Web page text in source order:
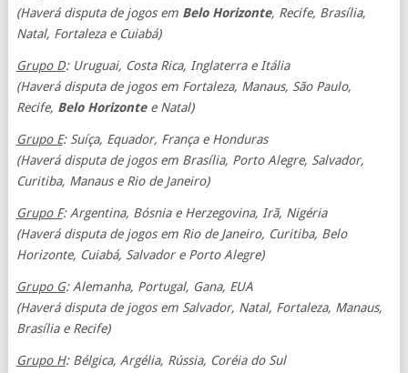
(Haverá disputa de jogos em Belo Horizonte, Recife, Brasília,
Natal, Fortaleza e Cuiabá)
Grupo D: Uruguai, Costa Rica, Inglaterra e Itália
(Haverá disputa de jogos em Fortaleza, Manaus, São Paulo,
Recife, Belo Horizontee Natal)
Grupo E: Suíça, Equador, França e Honduras
(Haverá disputa de jogos em Brasília, Porto Alegre, Salvador,
Curitiba, Manaus e Rio de Janeiro)
Grupo F: Argentina, Bósnia e Herzegovina, Irã, Nigéria
(Haverá disputa de jogos em Rio de Janeiro, Curitiba, Belo
Horizonte, Cuiabá, Salvador e Porto Alegre)
Grupo G: Alemanha, Portugal, Gana, EUA
(Haverá disputa de jogos em Salvador, Natal, Fortaleza, Manaus,
Brasília e Recife)
Grupo H: Bélgica, Argélia, Rússia, Coréia do Sul